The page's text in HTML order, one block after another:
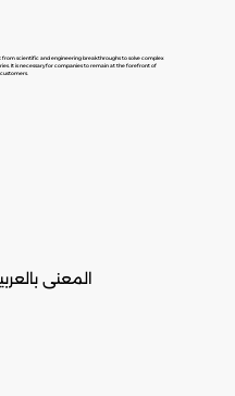
scientific and engineering breakthroughs to solve complex
It is necessary for companies to remain at the forefront of
المعنى